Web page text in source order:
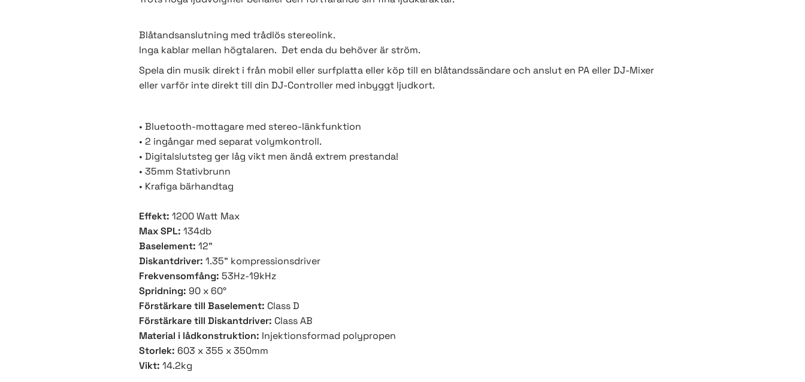
Blåtandsanslutning med trådlös stereolink.
Inga kablar mellan högtalaren. Det enda du behöver är ström.
Spela din musik direkt i från mobil eller surfplatta eller köp till en blåtandssändare och anslut en PA eller DJ-Mixer
eller varför inte direkt till din DJ-Controller med inbyggt ljudkort.
• Bluetooth-mottagare med stereo-länkfunktion
• 2 ingångar med separat volymkontroll.
• Digitalslutsteg ger låg vikt men ändå extrem prestanda!
• 35mm Stativbrunn
• Krafiga bärhandtag
Effekt: 1200 Watt Max
Max SPL: 134db
Baselement: 12"
Diskantdriver: 1.35" kompressionsdriver
Frekvensomfång: 53Hz-19kHz
Spridning: 90 x 60°
Förstärkare till Baselement: Class D
Förstärkare till Diskantdriver: Class AB
Material i lådkonstruktion: Injektionsformad polypropen
Storlek: 603 x 355 x 350mm
Vikt: 14.2kg